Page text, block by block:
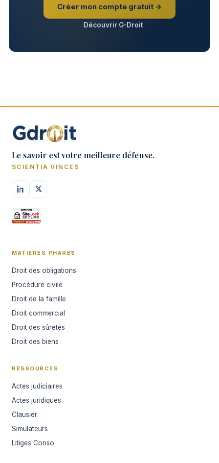
Créer mon compte gratuit →
Découvrir G-Droit
Le savoir est votre meilleure défense.
SCIENTIA VINCES
MATIÈRES PHARES
Droit des obligations
Procédure civile
Droit de la famille
Droit commercial
Droit des sûretés
Droit des biens
RESSOURCES
Actes judiciaires
Actes juridiques
Clausier
Simulateurs
Litiges Conso